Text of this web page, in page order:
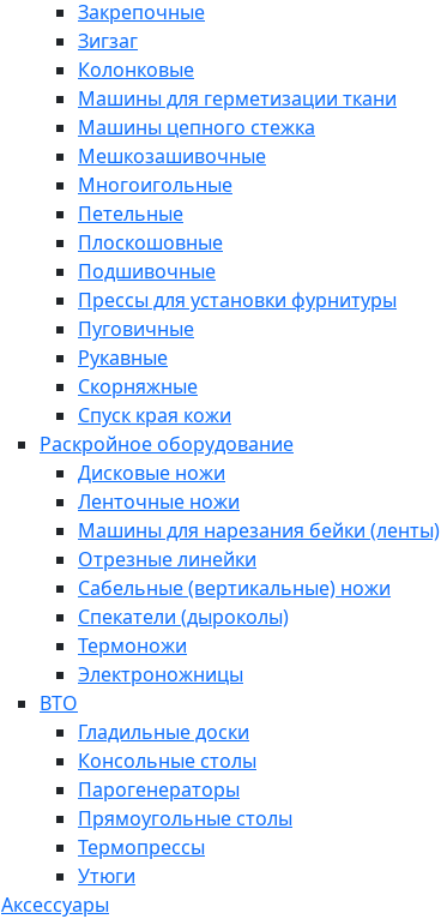
Закрепочные
Зигзаг
Колонковые
Машины для герметизации ткани
Машины цепного стежка
Мешкозашивочные
Многоигольные
Петельные
Плоскошовные
Подшивочные
Прессы для установки фурнитуры
Пуговичные
Рукавные
Скорняжные
Спуск края кожи
Раскройное оборудование
Дисковые ножи
Ленточные ножи
Машины для нарезания бейки (ленты)
Отрезные линейки
Сабельные (вертикальные) ножи
Спекатели (дыроколы)
Термоножи
Электроножницы
ВТО
Гладильные доски
Консольные столы
Парогенераторы
Прямоугольные столы
Термопрессы
Утюги
Аксессуары